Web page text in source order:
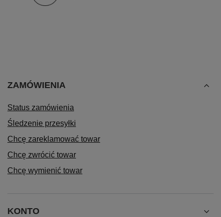
ZAMÓWIENIA
Status zamówienia
Śledzenie przesyłki
Chcę zareklamować towar
Chcę zwrócić towar
Chcę wymienić towar
KONTO